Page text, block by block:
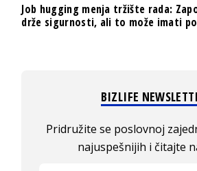
Job hugging menja tržište rada:
drže sigurnosti, ali to može imati
BIZLIFE
Pridružite se poslovnoj
najuspešnijih i čitajte